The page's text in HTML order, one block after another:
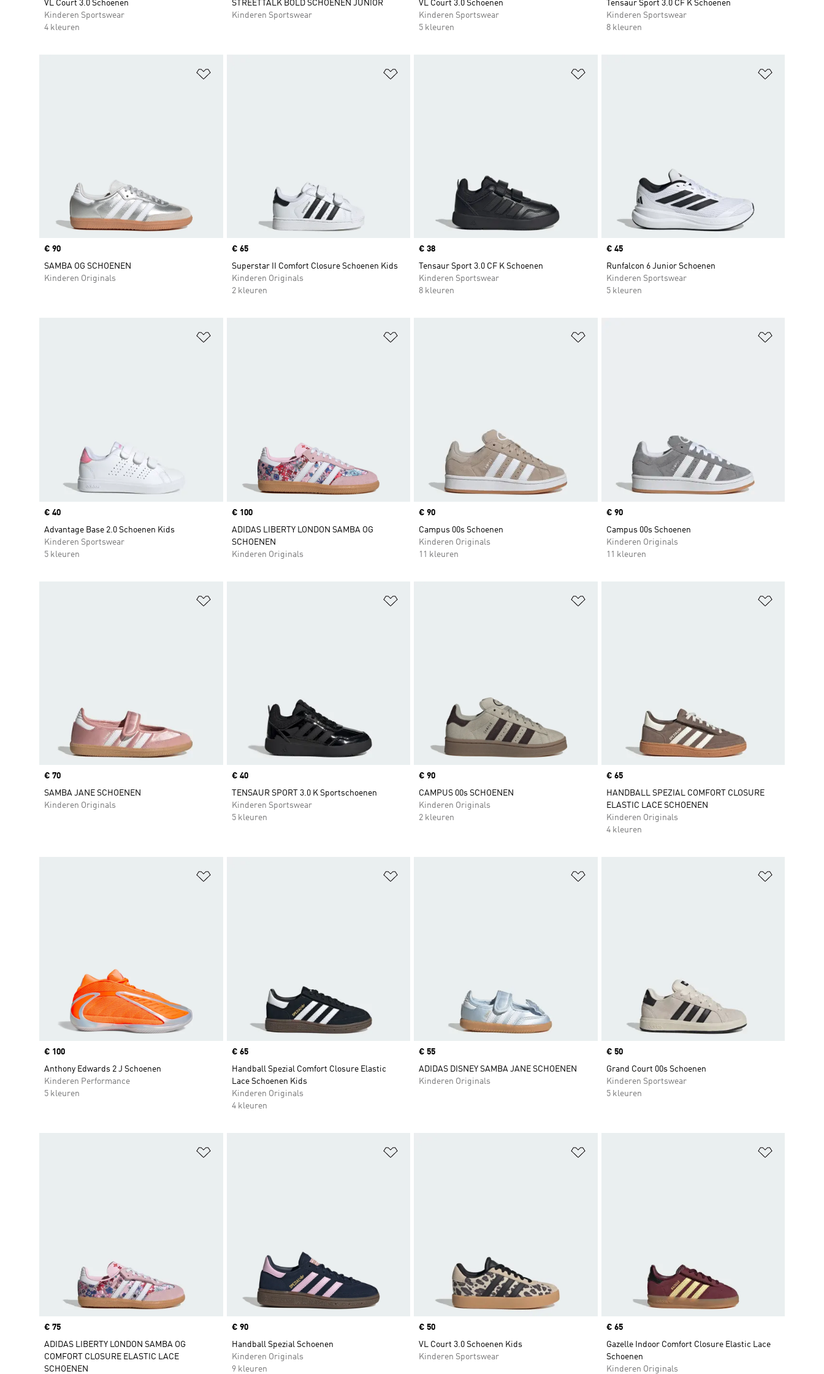
VL Court 3.0 Schoenen
Kinderen Sportswear
4 kleuren
STREETTALK BOLD SCHOENEN JUNIOR
Kinderen Sportswear
VL Court 3.0 Schoenen
Kinderen Sportswear
5 kleuren
Tensaur Sport 3.0 CF K Schoenen
Kinderen Sportswear
8 kleuren
Price
€ 90
SAMBA OG SCHOENEN
Kinderen Originals
Price
€ 65
Superstar II Comfort Closure Schoenen Kids
Kinderen Originals
2 kleuren
Price
€ 38
Tensaur Sport 3.0 CF K Schoenen
Kinderen Sportswear
8 kleuren
Price
€ 45
Runfalcon 6 Junior Schoenen
Kinderen Sportswear
5 kleuren
Price
€ 40
Advantage Base 2.0 Schoenen Kids
Kinderen Sportswear
5 kleuren
Price
€ 100
ADIDAS LIBERTY LONDON SAMBA OG
SCHOENEN
Kinderen Originals
Price
€ 90
Campus 00s Schoenen
Kinderen Originals
11 kleuren
Price
€ 90
Campus 00s Schoenen
Kinderen Originals
11 kleuren
Price
€ 70
SAMBA JANE SCHOENEN
Kinderen Originals
Price
€ 40
TENSAUR SPORT 3.0 K Sportschoenen
Kinderen Sportswear
5 kleuren
Price
€ 90
CAMPUS 00s SCHOENEN
Kinderen Originals
2 kleuren
Price
€ 65
HANDBALL SPEZIAL COMFORT CLOSURE
ELASTIC LACE SCHOENEN
Kinderen Originals
4 kleuren
Price
€ 100
Anthony Edwards 2 J Schoenen
Kinderen Performance
5 kleuren
Price
€ 65
Handball Spezial Comfort Closure Elastic
Lace Schoenen Kids
Kinderen Originals
4 kleuren
Price
€ 55
ADIDAS DISNEY SAMBA JANE SCHOENEN
Kinderen Originals
Price
€ 50
Grand Court 00s Schoenen
Kinderen Sportswear
5 kleuren
Price
€ 75
ADIDAS LIBERTY LONDON SAMBA OG
COMFORT CLOSURE ELASTIC LACE
SCHOENEN
Price
€ 90
Handball Spezial Schoenen
Kinderen Originals
9 kleuren
Price
€ 50
VL Court 3.0 Schoenen Kids
Kinderen Sportswear
Price
€ 65
Gazelle Indoor Comfort Closure Elastic Lace
Schoenen
Kinderen Originals